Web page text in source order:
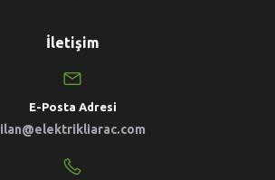
İletişim
E-Posta Adresi
ilan@elektrikliarac.com